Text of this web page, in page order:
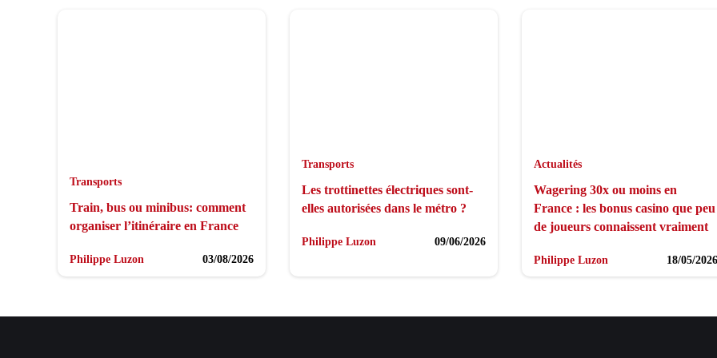
Transports
Train, bus ou minibus: comment
organiser l’itinéraire en France
Philippe Luzon 03/08/2026
Transports
Les trottinettes électriques sont-
elles autorisées dans le métro ?
Philippe Luzon 09/06/2026
Actualités
Wagering 30x ou moins en
France : les bonus casino que peu
de joueurs connaissent vraiment
Philippe Luzon 18/05/2026